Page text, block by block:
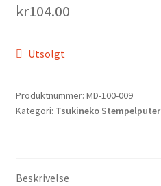
Tips og ideer
Vipps Checkout
kr104.00
Utsolgt
Produktnummer: MD-100-009
Kategori: Tsukineko Stempelputer
Beskrivelse